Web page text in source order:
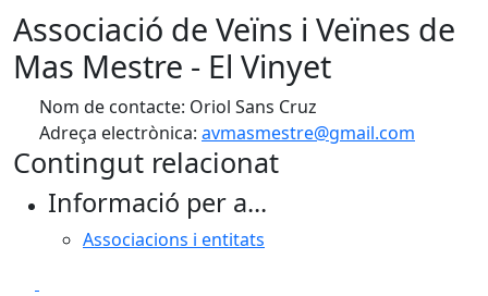
Associació de Veïns i Veïnes de
Mas Mestre - El Vinyet
Nom de contacte: Oriol Sans Cruz
Adreça electrònica: avmasmestre@gmail.com
Contingut relacionat
Informació per a...
Associacions i entitats